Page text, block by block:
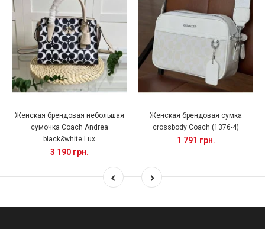
Женская брендовая небольшая
сумочка Coach Andrea
black&white Lux
3 190 грн.
Женская брендовая сумка
crossbody Coach (1376-4)
1 791 грн.